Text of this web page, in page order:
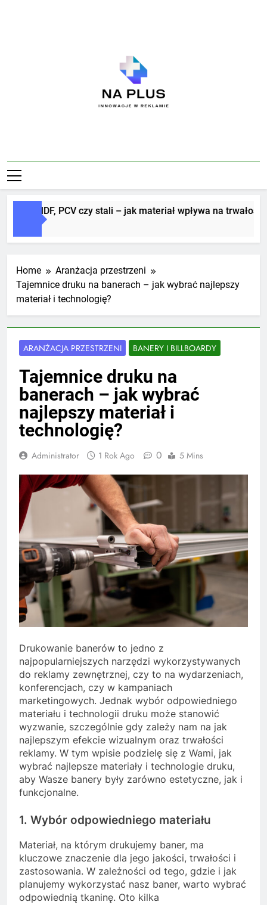
Na Plus
z MDF, PCV czy stali – jak materiał wpływa na trwałość i
Home
Aranżacja przestrzeni
Tajemnice druku na banerach – jak wybrać najlepszy
materiał i technologię?
ARANŻACJA PRZESTRZENI BANERY I BILLBOARDY
Tajemnice druku na
banerach – jak wybrać
najlepszy materiał i
technologię?
Administrator 1 Rok Ago 0 5 Mins
Drukowanie banerów to jedno z
najpopularniejszych narzędzi wykorzystywanych
do reklamy zewnętrznej, czy to na wydarzeniach,
konferencjach, czy w kampaniach
marketingowych. Jednak wybór odpowiedniego
materiału i technologii druku może stanowić
wyzwanie, szczególnie gdy zależy nam na jak
najlepszym efekcie wizualnym oraz trwałości
reklamy. W tym wpisie podzielę się z Wami, jak
wybrać najlepsze materiały i technologie druku,
aby Wasze banery były zarówno estetyczne, jak i
funkcjonalne.
1. Wybór odpowiedniego materiału
Materiał, na którym drukujemy baner, ma
kluczowe znaczenie dla jego jakości, trwałości i
zastosowania. W zależności od tego, gdzie i jak
planujemy wykorzystać nasz baner, warto wybrać
odpowiednią tkaninę. Oto kilka